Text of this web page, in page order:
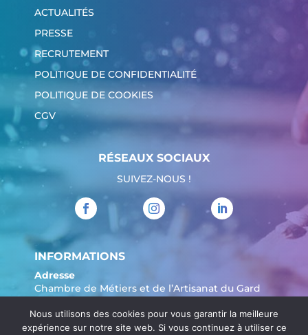
ACTUALITÉS
PRESSE
RECRUTEMENT
POLITIQUE DE CONFIDENTIALITÉ
POLITIQUE DE COOKIES
CGV
RÉSEAUX SOCIAUX
SUIVEZ-NOUS !
INFORMATIONS
Adresse
Chambre de Métiers et de l’Artisanat du Gard
904 Avenue Marechal Juin
30908 Nîmes
Nous utilisons des cookies pour vous garantir la meilleure
expérience sur notre site web. Si vous continuez à utiliser ce